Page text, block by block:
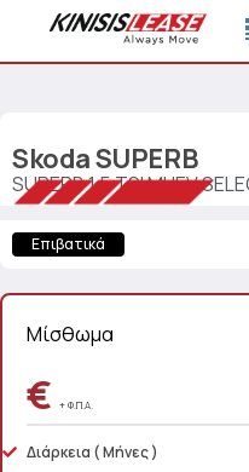
SkodaSUPERB
SUPERB 1.5 TSI MHEV
Επιβατικά
Μίσθωμα
€ + Φ.Π.Α.
Διάρκεια ( Μήνες )